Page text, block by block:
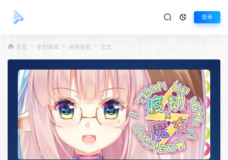
登录
首页 全部游戏 休闲益智 正文